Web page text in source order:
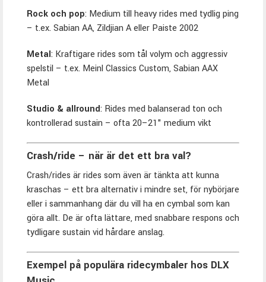
Rock och pop: Medium till heavy rides med tydlig ping
– t.ex. Sabian AA, Zildjian A eller Paiste 2002
Metal: Kraftigare rides som tål volym och aggressiv
spelstil – t.ex. Meinl Classics Custom, Sabian AAX
Metal
Studio & allround: Rides med balanserad ton och
kontrollerad sustain – ofta 20–21" medium vikt
Crash/ride – när är det ett bra val?
Crash/rides är rides som även är tänkta att kunna
kraschas – ett bra alternativ i mindre set, för nybörjare
eller i sammanhang där du vill ha en cymbal som kan
göra allt. De är ofta lättare, med snabbare respons och
tydligare sustain vid hårdare anslag.
Exempel på populära ridecymbaler hos DLX